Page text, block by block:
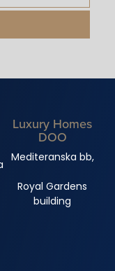
Luxury Homes
DOO
Mediteranska bb,
Royal Gardens
building